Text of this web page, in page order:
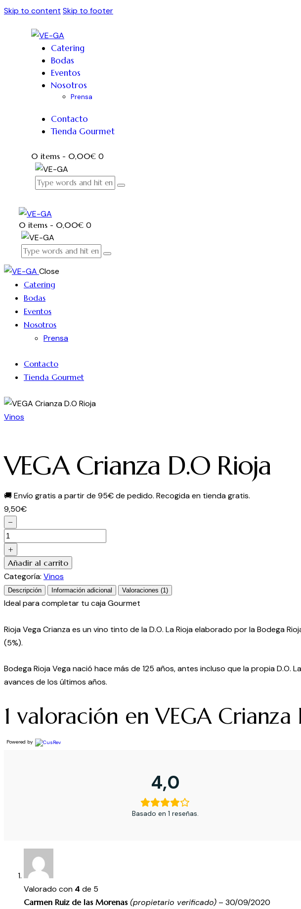
Skip to content Skip to footer
Catering
Bodas
Eventos
Nosotros
Prensa
Contacto
Tienda Gourmet
0 items - 0,00€ 0
0 items - 0,00€ 0
Close
Catering
Bodas
Eventos
Nosotros
Prensa
Contacto
Tienda Gourmet
Vinos
VEGA Crianza D.O Rioja
🚚 Envío gratis a partir de 95€ de pedido. Recogida en tienda gratis.
9,50€
−
VEGA
Crianza
D.O
Rioja
cantidad
+
Añadir al carrito
Categoría: Vinos
Descripción Información adicional Valoraciones (1)
Ideal para completar tu caja Gourmet
Rioja Vega Crianza es un vino tinto de la D.O. La Rioja elaborado por la Bodega
(5%).
Bodega Rioja Vega nació hace más de 125 años, antes incluso que la propia
avances de los últimos años.
1 valoración enVEGA Crianza
Powered by
4,0
Basado en 1 reseñas.
Valorado con 4 de 5
Carmen Ruiz de las Morenas (propietario verificado) – 30/09/2020